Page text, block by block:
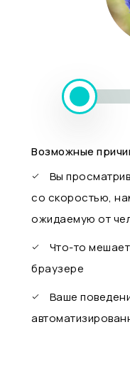
Возможные
Вы
со скоростью,
ожидаемую от
Что-то
браузере
Ваше